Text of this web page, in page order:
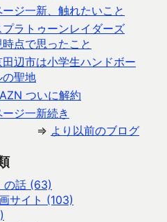
ージ一新、触れたいこと
プラトゥーンレイダーズ
時点で思ったこと
田辺市は小学生ハンドボー
の聖地
ついに解約
ージ一新続き
⇒ より以前のブログ
の話 (63)
サイト (103)